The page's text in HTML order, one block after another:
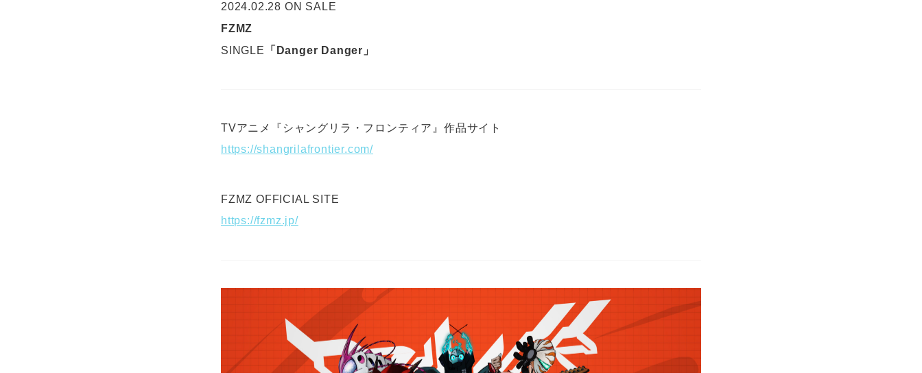
2024.02.28 ON SALE
FZMZ
SINGLE
「Danger Danger」
TVアニメ『シャングリラ・フロンティア』作品サイト
https://shangrilafrontier.com/
FZMZ OFFICIAL SITE
https://fzmz.jp/